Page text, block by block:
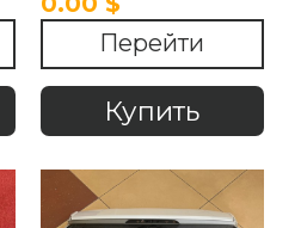
Перейти
Купить